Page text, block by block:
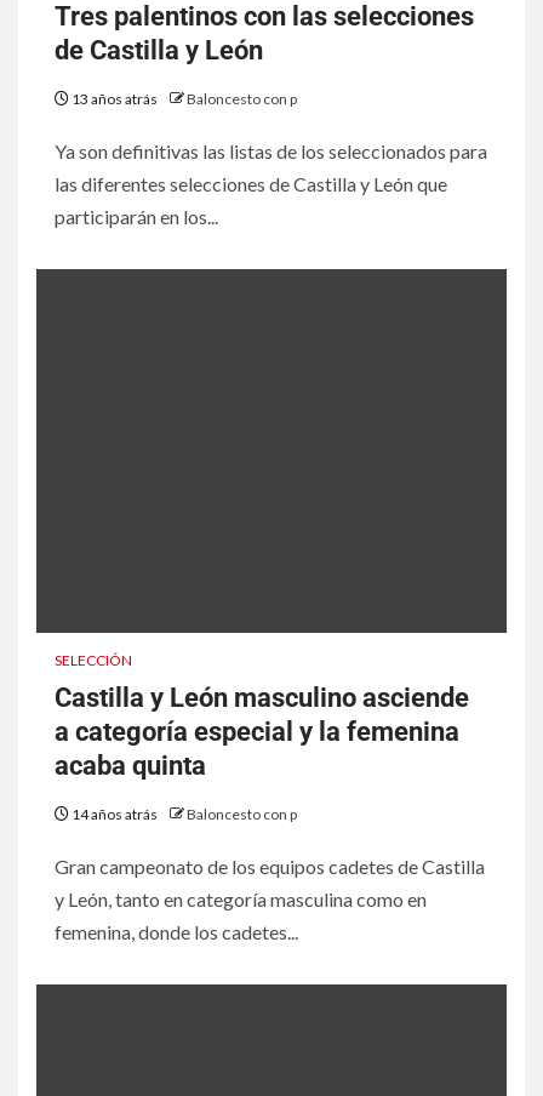
Tres palentinos con las selecciones
de Castilla y León
13 años atrás Baloncesto con p
Ya son definitivas las listas de los seleccionados para
las diferentes selecciones de Castilla y León que
participarán en los...
SELECCIÓN
Castilla y León masculino asciende
a categoría especial y la femenina
acaba quinta
14 años atrás Baloncesto con p
Gran campeonato de los equipos cadetes de Castilla
y León, tanto en categoría masculina como en
femenina, donde los cadetes...